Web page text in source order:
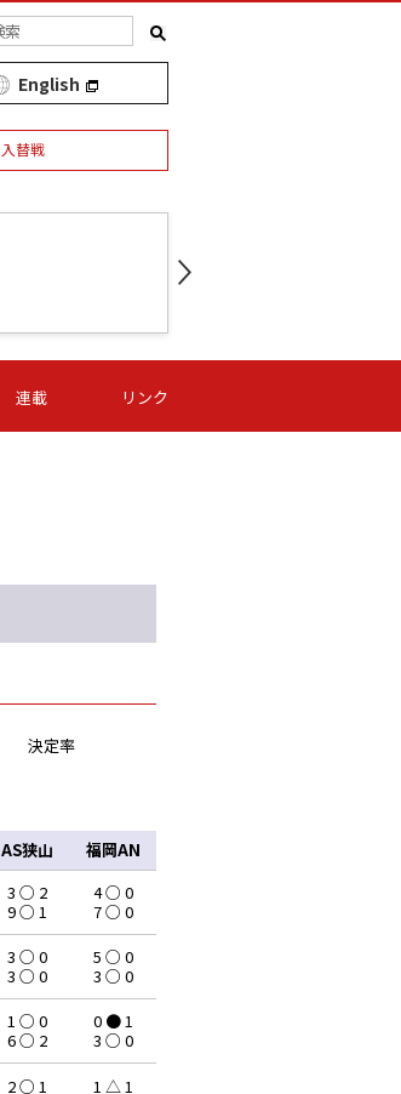
English
入替戦
連載 リンク
決定率
AS狭山 福岡AN
3 ○ 2
9 ○ 1
4 ○ 0
7 ○ 0
3 ○ 0
3 ○ 0
5 ○ 0
3 ○ 0
1 ○ 0
6 ○ 2
0 ● 1
3 ○ 0
2 ○ 1
1 △ 1